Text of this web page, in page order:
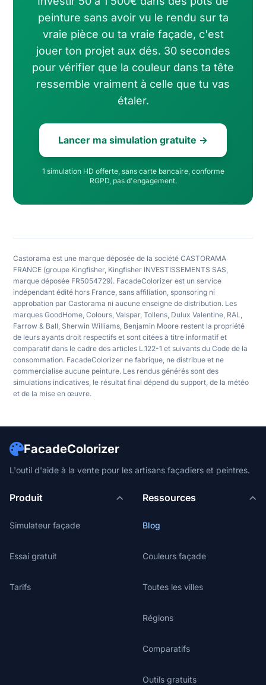
peinture sans avoir vu le rendu sur ta
vraie pièce ou ta vraie façade, c'est
jouer ton projet aux dés. 30 secondes
pour vérifier que la couleur dans ta tête
ressemble vraiment à celle que tu vas
étaler.
Lancer ma simulation gratuite →
1 simulation HD offerte, sans carte bancaire, conforme
RGPD, pas d'engagement.
Castorama est une marque déposée de la société CASTORAMA
FRANCE (groupe Kingfisher, Kingfisher INVESTISSEMENTS SAS,
marque déposée FR5054729). FacadeColorizer est un service
indépendant édité hors France, sans affiliation, sponsoring ni
approbation par Castorama ni aucune enseigne de distribution. Les
marques GoodHome, Colours, Valspar, Tollens, Dulux Valentine, RAL,
Farrow & Ball, Sherwin Williams, Benjamin Moore restent la propriété
de leurs ayants droit respectifs et sont citées à titre informatif et
comparatif dans le cadre des articles L.122-1 et suivants du Code de la
consommation. FacadeColorizer ne fabrique, ne distribue et ne
commercialise aucune peinture. Les rendus générés sont des
simulations indicatives, le résultat final dépend du support, de la météo
et de la mise en œuvre.
FacadeColorizer
L'outil d'aide à la vente pour les artisans façadiers et peintres.
Produit
Simulateur façade
Essai gratuit
Tarifs
Ressources
Blog
Couleurs façade
Toutes les villes
Régions
Comparatifs
Outils gratuits